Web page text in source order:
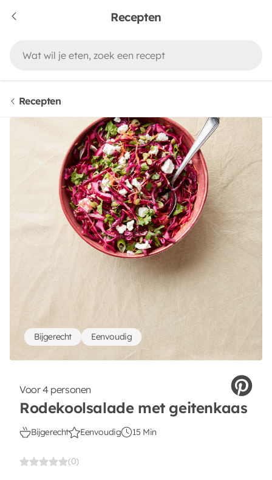
Recepten
Recepten
Voor 4 personen
Rodekoolsalade met geitenkaas
Bijgerecht Eenvoudig 15 Min
(0)
Bijgerecht Eenvoudig